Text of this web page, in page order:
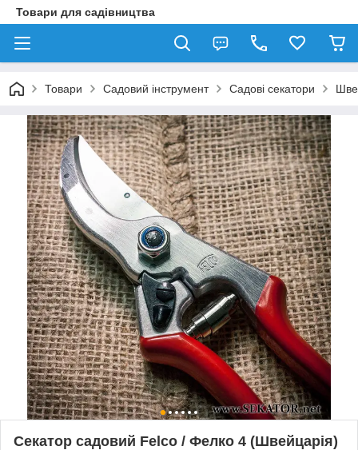
Товари для садівництва
Товари Садовий інструмент Садові секатори
Секатор садовий Felco / Фелко 4 (Швейцарія)